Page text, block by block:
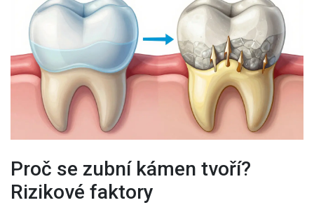
Proč se zubní kámen tvoří?
Rizikové faktory